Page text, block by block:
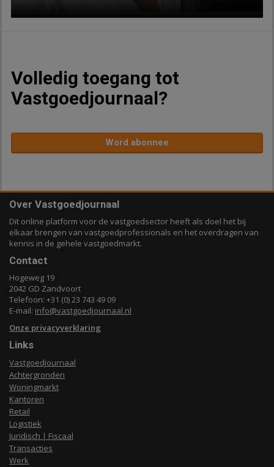
Volledig toegang tot
Vastgoedjournaal?
Word abonnee
Over Vastgoedjournaal
Dit online platform voor de vastgoedsector heeft als doel het bij
elkaar brengen van vastgoedprofessionals en het overdragen van
kennis in de gehele vastgoedmarkt.
Contact
Hogeweg 19
2042 GD Zandvoort
Telefoon: +31 (0) 23 743 49 09
E-mail: info@vastgoedjournaal.nl
Onze privacyverklaring
Links
Vastgoedjournaal
Achtergronden
Woningmarkt
Kantoren
Retail
Logistiek
Juridisch | Fiscaal
Transacties
Werk